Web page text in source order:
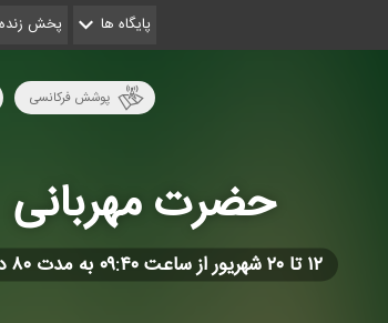
پایگاه ها پخش زنده
پوشش فرکانسی
حضرت مهربانی
۱۲ تا ۲۰ شهریور از ساعت ۰۹:۴۰ به مدت ۸۰ دقیقه